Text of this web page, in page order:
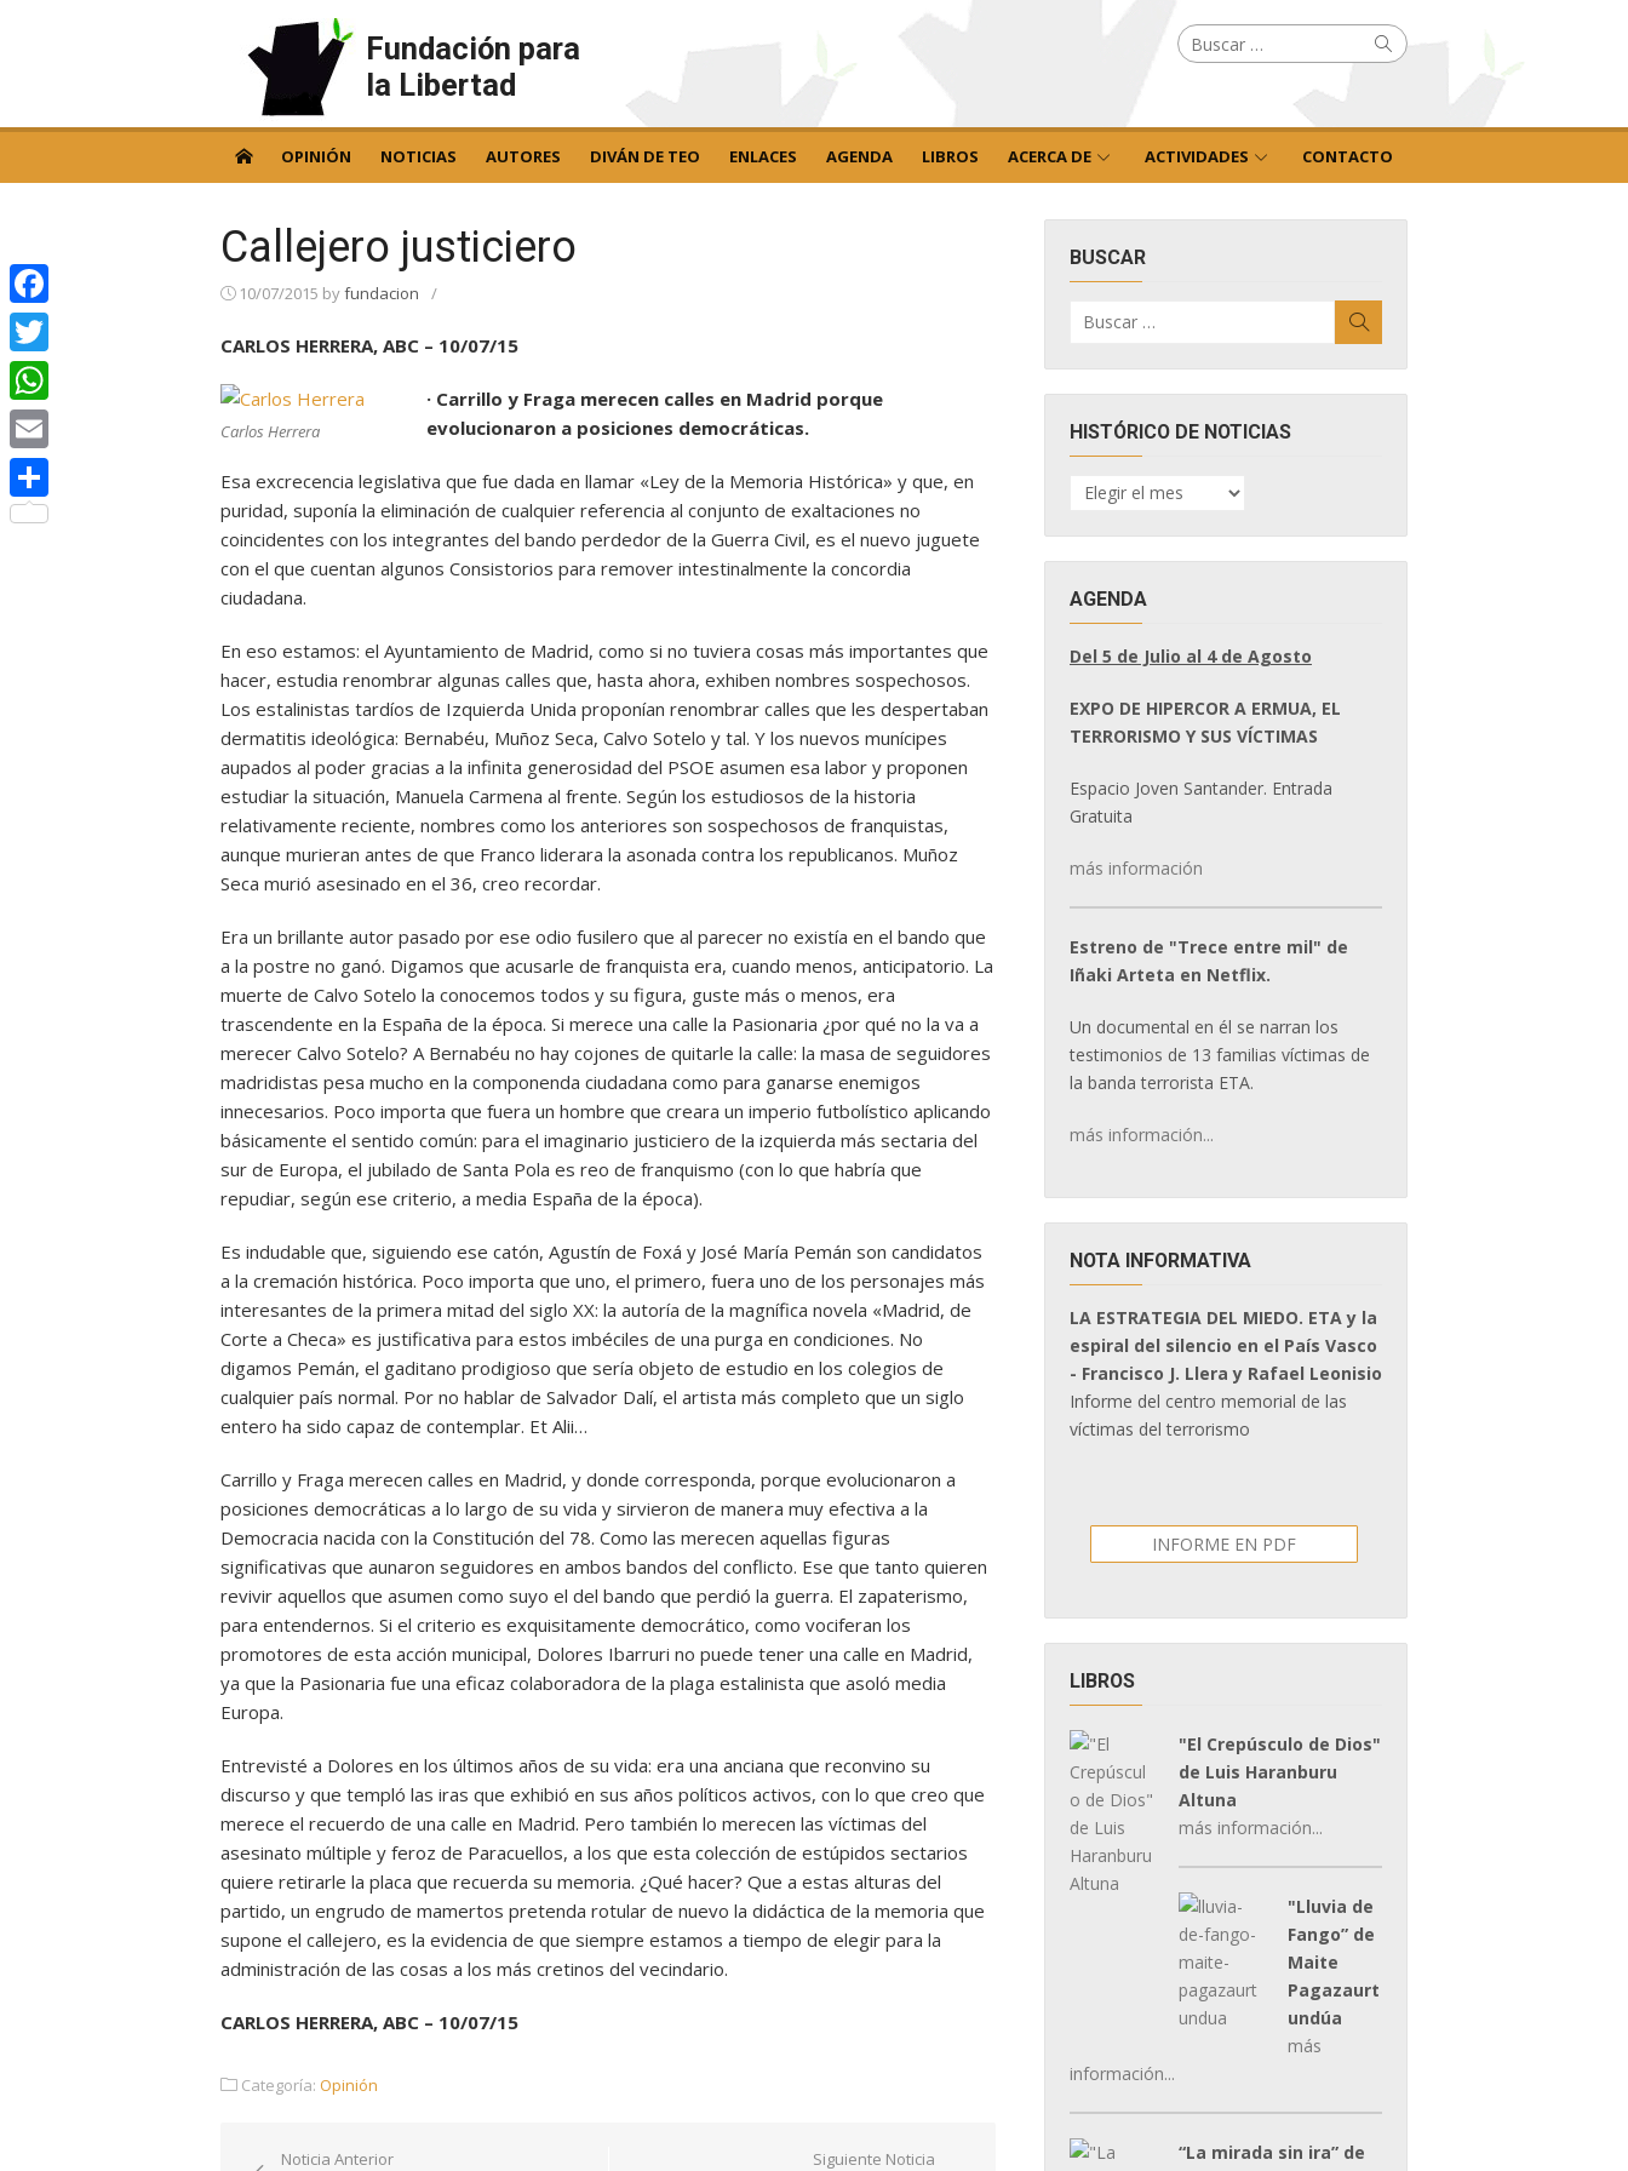
Fundación para
la Libertad
Buscar
por: Buscar
OPINIÓN NOTICIAS AUTORES DIVÁN DE TEO ENLACES AGENDA LIBROS ACERCA DE ACTIVIDADES CONTACTO
Callejero justiciero
10/07/2015 byfundacion /
CARLOS HERRERA, ABC – 10/07/15
Carlos Herrera
· Carrillo y Fraga merecen calles en Madrid porque
evolucionaron a posiciones democráticas.
Esa excrecencia legislativa que fue dada en llamar «Ley de la Memoria Histórica» y que, en
puridad, suponía la eliminación de cualquier referencia al conjunto de exaltaciones no
coincidentes con los integrantes del bando perdedor de la Guerra Civil, es el nuevo juguete
con el que cuentan algunos Consistorios para remover intestinalmente la concordia
ciudadana.
En eso estamos: el Ayuntamiento de Madrid, como si no tuviera cosas más importantes que
hacer, estudia renombrar algunas calles que, hasta ahora, exhiben nombres sospechosos.
Los estalinistas tardíos de Izquierda Unida proponían renombrar calles que les despertaban
dermatitis ideológica: Bernabéu, Muñoz Seca, Calvo Sotelo y tal. Y los nuevos munícipes
aupados al poder gracias a la infinita generosidad del PSOE asumen esa labor y proponen
estudiar la situación, Manuela Carmena al frente. Según los estudiosos de la historia
relativamente reciente, nombres como los anteriores son sospechosos de franquistas,
aunque murieran antes de que Franco liderara la asonada contra los republicanos. Muñoz
Seca murió asesinado en el 36, creo recordar.
Era un brillante autor pasado por ese odio fusilero que al parecer no existía en el bando que
a la postre no ganó. Digamos que acusarle de franquista era, cuando menos, anticipatorio. La
muerte de Calvo Sotelo la conocemos todos y su figura, guste más o menos, era
trascendente en la España de la época. Si merece una calle la Pasionaria ¿por qué no la va a
merecer Calvo Sotelo? A Bernabéu no hay cojones de quitarle la calle: la masa de seguidores
madridistas pesa mucho en la componenda ciudadana como para ganarse enemigos
innecesarios. Poco importa que fuera un hombre que creara un imperio futbolístico aplicando
básicamente el sentido común: para el imaginario justiciero de la izquierda más sectaria del
sur de Europa, el jubilado de Santa Pola es reo de franquismo (con lo que habría que
repudiar, según ese criterio, a media España de la época).
Es indudable que, siguiendo ese catón, Agustín de Foxá y José María Pemán son candidatos
a la cremación histórica. Poco importa que uno, el primero, fuera uno de los personajes más
interesantes de la primera mitad del siglo XX: la autoría de la magnífica novela «Madrid, de
Corte a Checa» es justificativa para estos imbéciles de una purga en condiciones. No
digamos Pemán, el gaditano prodigioso que sería objeto de estudio en los colegios de
cualquier país normal. Por no hablar de Salvador Dalí, el artista más completo que un siglo
entero ha sido capaz de contemplar. Et Alii…
Carrillo y Fraga merecen calles en Madrid, y donde corresponda, porque evolucionaron a
posiciones democráticas a lo largo de su vida y sirvieron de manera muy efectiva a la
Democracia nacida con la Constitución del 78. Como las merecen aquellas figuras
significativas que aunaron seguidores en ambos bandos del conflicto. Ese que tanto quieren
revivir aquellos que asumen como suyo el del bando que perdió la guerra. El zapaterismo,
para entendernos. Si el criterio es exquisitamente democrático, como vociferan los
promotores de esta acción municipal, Dolores Ibarruri no puede tener una calle en Madrid,
ya que la Pasionaria fue una eficaz colaboradora de la plaga estalinista que asoló media
Europa.
Entrevisté a Dolores en los últimos años de su vida: era una anciana que reconvino su
discurso y que templó las iras que exhibió en sus años políticos activos, con lo que creo que
merece el recuerdo de una calle en Madrid. Pero también lo merecen las víctimas del
asesinato múltiple y feroz de Paracuellos, a los que esta colección de estúpidos sectarios
quiere retirarle la placa que recuerda su memoria. ¿Qué hacer? Que a estas alturas del
partido, un engrudo de mamertos pretenda rotular de nuevo la didáctica de la memoria que
supone el callejero, es la evidencia de que siempre estamos a tiempo de elegir para la
administración de las cosas a los más cretinos del vecindario.
CARLOS HERRERA, ABC – 10/07/15
Categoría: Opinión
Navegación
Noticia Anterior Siguiente Noticia
BUSCAR
por:
HISTÓRICO DE NOTICIAS
HISTÓRICO
DE
AGENDA
Del 5 de Julio al 4 de Agosto
EXPO DE HIPERCOR A ERMUA, EL
TERRORISMO Y SUS VÍCTIMAS
Espacio Joven Santander. Entrada
Gratuita
más información
Estreno de "Trece entre mil" de
Iñaki Arteta en Netflix.
Un documental en él se narran los
testimonios de 13 familias víctimas de
la banda terrorista ETA.
más información...
NOTA INFORMATIVA
LA ESTRATEGIA DEL MIEDO. ETA y la
espiral del silencio en el País Vasco
- Francisco J. Llera y Rafael Leonisio
Informe del centro memorial de las
víctimas del terrorismo
INFORME EN PDF
LIBROS
"El Crepúsculo de Dios"
de Luis Haranburu
Altuna
más información...
"Lluvia de
Fango” de
Maite
Pagazaurt
undúa
más
información...
“La mirada sin ira” de
Facebook
Twitter
WhatsApp
Email
Compartir